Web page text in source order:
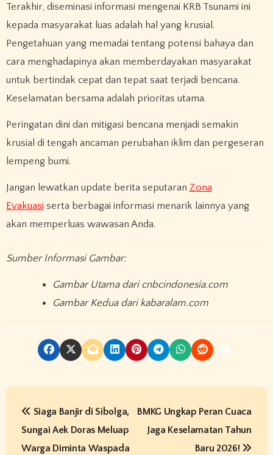
Terakhir, diseminasi informasi mengenai KRB Tsunami ini
kepada masyarakat luas adalah hal yang krusial.
Pengetahuan yang memadai tentang potensi bahaya dan
cara menghadapinya akan memberdayakan masyarakat
untuk bertindak cepat dan tepat saat terjadi bencana.
Keselamatan bersama adalah prioritas utama.
Peringatan dini dan mitigasi bencana menjadi semakin
krusial di tengah ancaman perubahan iklim dan pergeseran
lempeng bumi. ​
Jangan lewatkan update berita seputaran Zona
Evakuasi serta berbagai informasi menarik lainnya yang
akan memperluas wawasan Anda.
Sumber Informasi Gambar:
Gambar Utama dari cnbcindonesia.com
Gambar Kedua dari kabaralam.com
P
Siaga Banjir di Sibolga,
Sungai Aek Doras Meluap
Warga Diminta Waspada
BMKG Ungkap Peran Cuaca
Jaga Keselamatan Tahun
Baru 2026!